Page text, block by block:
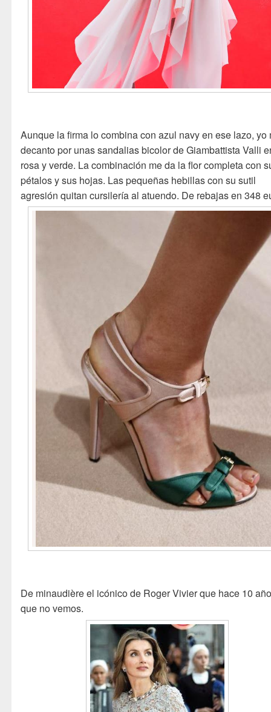
Aunque la firma lo combina con azul navy en ese lazo, yo
decanto por unas sandalias bicolor de Giambattista Valli
rosa y verde. La combinación me da la flor completa con
pétalos y sus hojas. Las pequeñas hebillas con su sutil
agresión quitan cursilería al atuendo. De rebajas en 348
De minaudière el icónico de Roger Vivier que hace 10
que no vemos.